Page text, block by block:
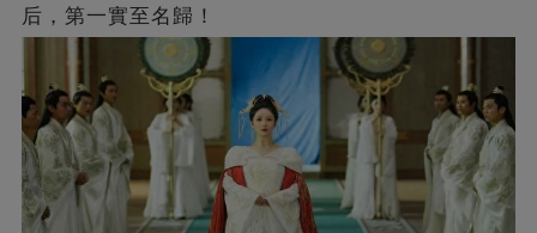
后，第一實至名歸！